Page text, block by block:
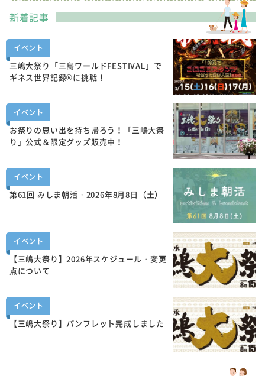
新着記事
イベント
三嶋大祭り「三島ワールドFESTIVAL」で
ギネス世界記録®に挑戦！
イベント
お祭りの思い出を持ち帰ろう！「三嶋大祭
り」公式＆限定グッズ販売中！
イベント
第61回 みしま朝活・2026年8月8日（土）
イベント
【三嶋大祭り】2026年スケジュール・変更
点について
イベント
【三嶋大祭り】パンフレット完成しました